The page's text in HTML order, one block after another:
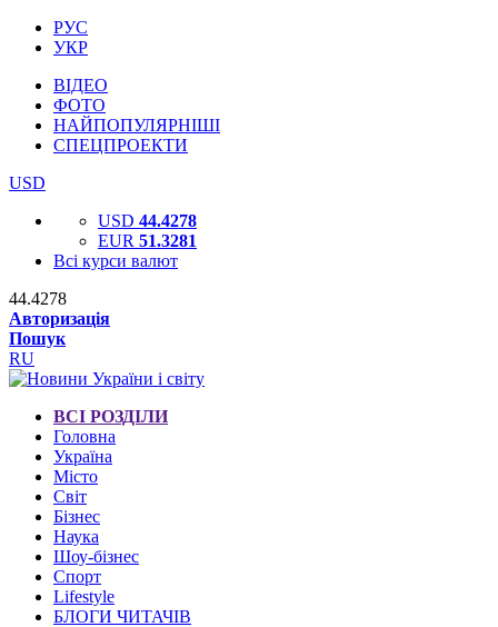
РУС
УКР
ВІДЕО
ФОТО
НАЙПОПУЛЯРНІШІ
СПЕЦПРОЕКТИ
USD
USD 44.4278
EUR 51.3281
Всі курси валют
44.4278
Авторизація
Пошук
RU
ВСІ РОЗДІЛИ
Головна
Україна
Місто
Світ
Бізнес
Наука
Шоу-бізнес
Спорт
Lifestyle
БЛОГИ ЧИТАЧІВ